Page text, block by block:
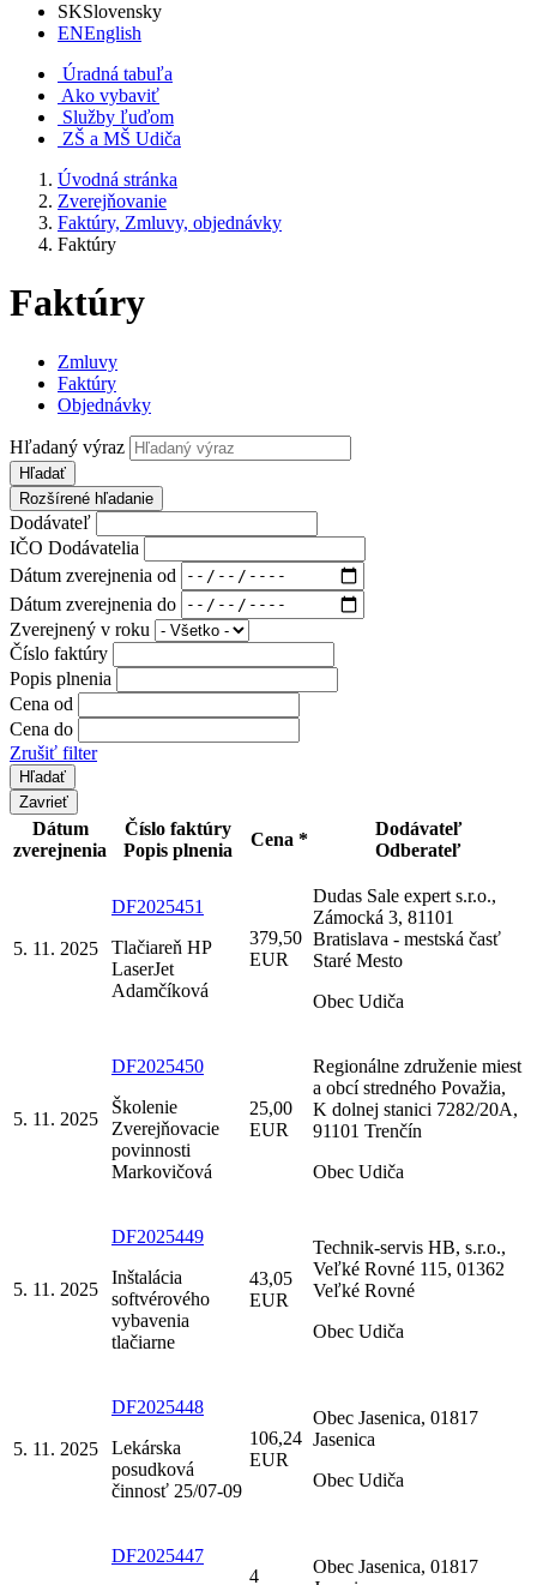
SKSlovensky
ENEnglish
Úradná tabuľa
Ako vybaviť
Služby ľuďom
ZŠ a MŠ Udiča
Úvodná stránka
Zverejňovanie
Faktúry, Zmluvy, objednávky
Faktúry
Faktúry
Zmluvy
Faktúry
Objednávky
Hľadaný výraz
Hľadať
Rozšírené hľadanie
Dodávateľ
IČO Dodávatelia
Dátum zverejnenia od
Dátum zverejnenia do
Zverejnený v roku
Číslo faktúry
Popis plnenia
Cena od
Cena do
Zrušiť filter
Zavrieť
Dátum
zverejnenia
Číslo faktúry
Popis plnenia
Cena *
Dodávateľ
Odberateľ
5. 11. 2025
DF2025451
Tlačiareň HP
LaserJet
Adamčíková
379,50
EUR
Dudas Sale expert s.r.o.,
Zámocká 3, 81101
Bratislava - mestská časť
Staré Mesto
Obec Udiča
5. 11. 2025
DF2025450
Školenie
Zverejňovacie
povinnosti
Markovičová
25,00
EUR
Regionálne združenie miest
a obcí stredného Považia,
K dolnej stanici 7282/20A,
91101 Trenčín
Obec Udiča
5. 11. 2025
DF2025449
Inštalácia
softvérového
vybavenia
tlačiarne
43,05
EUR
Technik-servis HB, s.r.o.,
Veľké Rovné 115, 01362
Veľké Rovné
Obec Udiča
5. 11. 2025
DF2025448
Lekárska
posudková
činnosť 25/07-09
106,24
EUR
Obec Jasenica, 01817
Jasenica
Obec Udiča
DF2025447
4
Obec Jasenica, 01817